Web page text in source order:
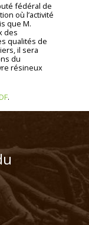
fédéral de
où l’activité
que M.
des
qualités de
il sera
du
résineux
.